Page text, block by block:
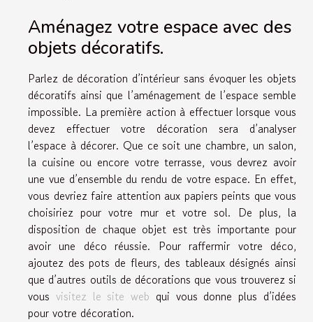
Aménagez votre espace avec des
objets décoratifs.
Parlez de décoration d’intérieur sans évoquer les objets
décoratifs ainsi que l’aménagement de l’espace semble
impossible. La première action à effectuer lorsque vous
devez effectuer votre décoration sera d’analyser
l’espace à décorer. Que ce soit une chambre, un salon,
la cuisine ou encore votre terrasse, vous devrez avoir
une vue d’ensemble du rendu de votre espace. En effet,
vous devriez faire attention aux papiers peints que vous
choisiriez pour votre mur et votre sol. De plus, la
disposition de chaque objet est très importante pour
avoir une déco réussie. Pour raffermir votre déco,
ajoutez des pots de fleurs, des tableaux désignés ainsi
que d’autres outils de décorations que vous trouverez si
vous visitez le site web qui vous donne plus d’idées
pour votre décoration.